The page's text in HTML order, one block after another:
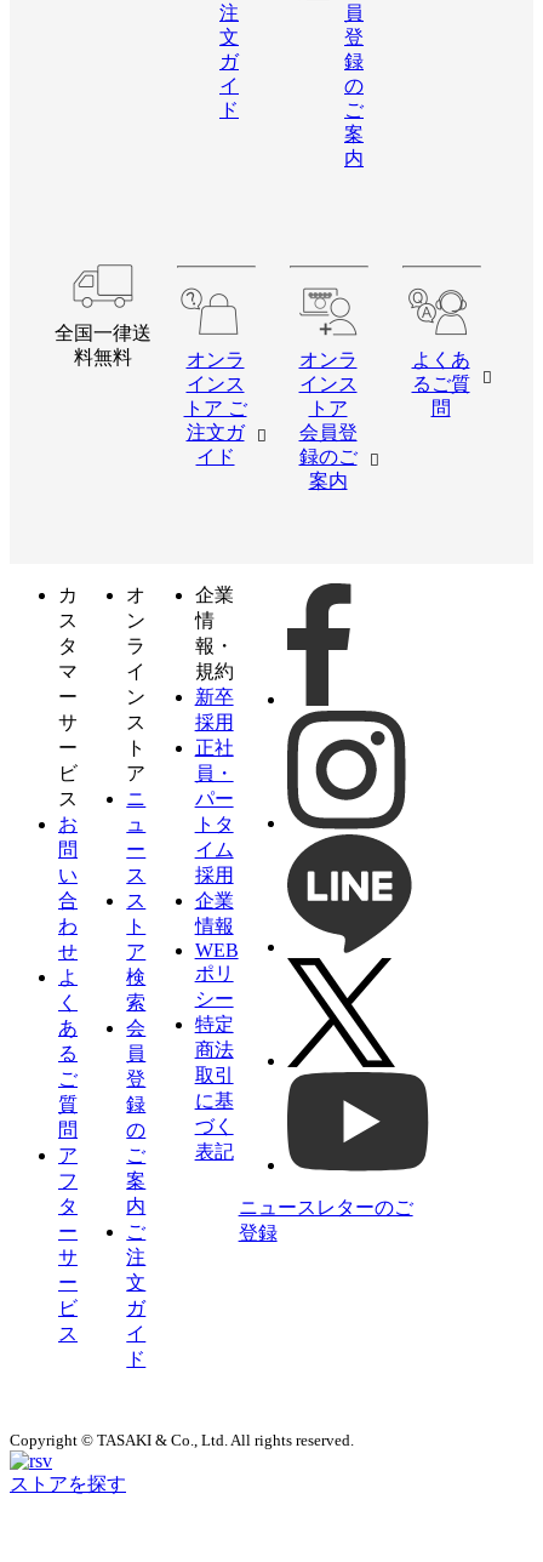
注
文
ガ
イ
ド
員
登
録
の
ご
案
内
全国一律送
料無料
オンラ
インス
トア ご
注文ガ
イド
オンラ
インス
トア
会員登
録のご
案内
よくあ
るご質
問
カ
ス
タ
マ
ー
サ
ー
ビ
ス
お
問
い
合
わ
せ
よ
く
あ
る
ご
質
問
ア
フ
タ
ー
サ
ー
ビ
ス
オ
ン
ラ
イ
ン
ス
ト
ア
ニ
ュ
ー
ス
ス
ト
ア
検
索
会
員
登
録
の
ご
案
内
ご
注
文
ガ
イ
ド
企業
情
報・
規約
新卒
採用
正社
員・
パー
トタ
イム
採用
企業
情報
WEB
ポリ
シー
特定
商法
取引
に基
づく
表記
ニュースレターのご
登録
Copyright © TASAKI & Co., Ltd. All rights reserved.
ストアを探す